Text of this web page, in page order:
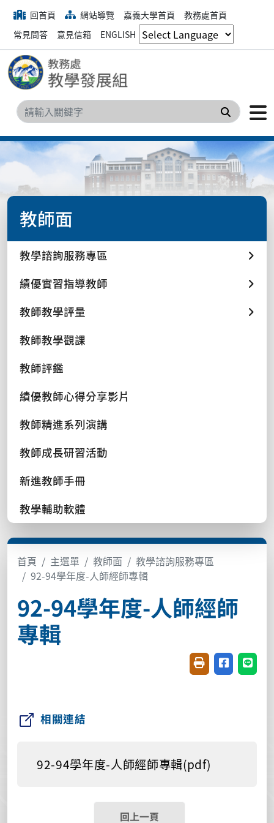
回首頁 網站導覽 嘉義大學首頁
教務處首頁
常見問答
意見信箱 ENGLISH
搜尋
教師面
教學諮詢服務專區
績優實習指導教師
教師教學評量
教師教學觀課
教師評鑑
績優教師心得分享影片
教師精進系列演講
教師成長研習活動
新進教師手冊
教學輔助軟體
首頁 主選單 教師面
教學諮詢服務專區
92-94學年度-人師經師專輯
92-94學年度-人師經師
專輯
友善列印(開新視
分享至臉書
分享
相關連結
92-94學年度-人師經師專輯(pdf)
回上一頁